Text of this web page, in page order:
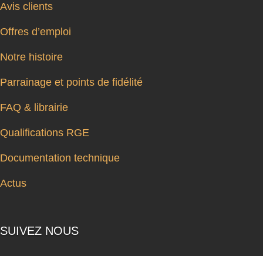
Avis clients
Offres d’emploi
Notre histoire
Parrainage et points de fidélité
FAQ & librairie
Qualifications RGE
Documentation technique
Actus
SUIVEZ NOUS